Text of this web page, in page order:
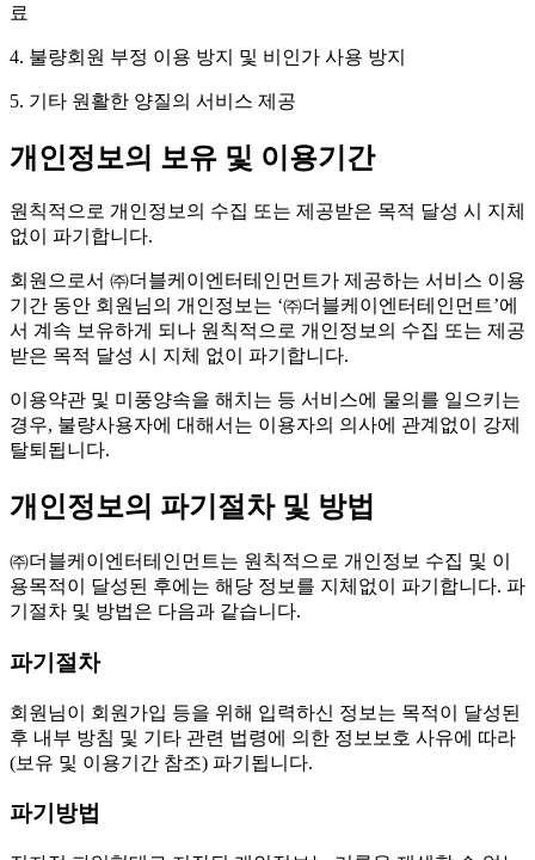
료
4. 불량회원 부정 이용 방지 및 비인가 사용 방지
5. 기타 원활한 양질의 서비스 제공
개인정보의 보유 및 이용기간
원칙적으로 개인정보의 수집 또는 제공받은 목적 달성 시 지체
없이 파기합니다.
회원으로서 ㈜더블케이엔터테인먼트가 제공하는 서비스 이용
기간 동안 회원님의 개인정보는 ‘㈜더블케이엔터테인먼트’에
서 계속 보유하게 되나 원칙적으로 개인정보의 수집 또는 제공
받은 목적 달성 시 지체 없이 파기합니다.
이용약관 및 미풍양속을 해치는 등 서비스에 물의를 일으키는
경우, 불량사용자에 대해서는 이용자의 의사에 관계없이 강제
탈퇴됩니다.
개인정보의 파기절차 및 방법
㈜더블케이엔터테인먼트는 원칙적으로 개인정보 수집 및 이
용목적이 달성된 후에는 해당 정보를 지체없이 파기합니다. 파
기절차 및 방법은 다음과 같습니다.
파기절차
회원님이 회원가입 등을 위해 입력하신 정보는 목적이 달성된
후 내부 방침 및 기타 관련 법령에 의한 정보보호 사유에 따라
(보유 및 이용기간 참조) 파기됩니다.
파기방법